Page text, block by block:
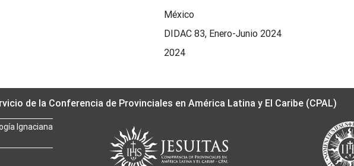
México
DIDAC 83, Enero-Junio 2024
2024
de la Conferencia de Provinciales en América Latina y El Caribe (CPAL)
Ignaciana